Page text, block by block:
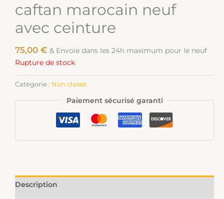
caftan marocain neuf
avec ceinture
75,00 € & Envoie dans les 24h maximum pour le neuf
Rupture de stock
Catégorie : Non classé
Paiement sécurisé garanti
Description